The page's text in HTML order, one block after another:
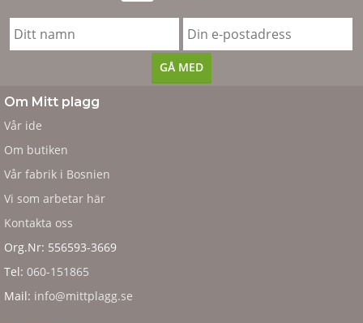
Om Mitt plagg
Vår ide
Om butiken
Vår fabrik i Bosnien
Vi som arbetar här
Kontakta oss
Org.Nr: 556593-3669
Tel: 060-151865
Mail: info@mittplagg.se